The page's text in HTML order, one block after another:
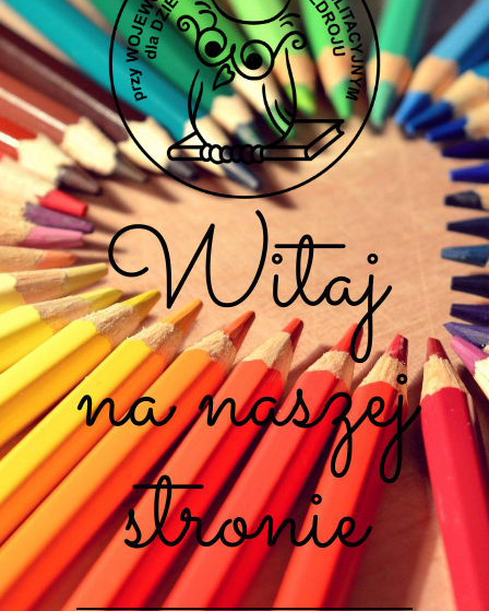
Witaj
na naszej
stronie